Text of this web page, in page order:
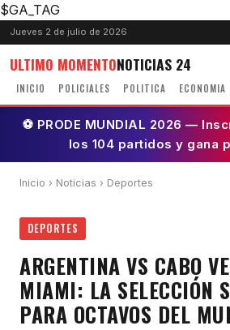
$GA_TAG
Jueves 2 de julio de 2026
ULTIMO MOMENTONOTICIAS 24
INICIO POLICIALES POLITICA ECONOMIA
⚽ PRODE MUNDIAL 2026 —
los 104 partidos y gana
Inicio › Noticias › Deportes
DEPORTES
ARGENTINA VS CABO
MIAMI: LA SELECCIÓN
PARA OCTAVOS DEL